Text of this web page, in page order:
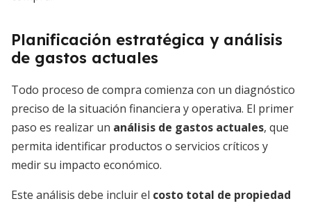
Planificación estratégica y análisis
de gastos actuales
Todo proceso de compra comienza con un diagnóstico
preciso de la situación financiera y operativa. El primer
paso es realizar un análisis de gastos actuales, que
permita identificar productos o servicios críticos y
medir su impacto económico.
Este análisis debe incluir el costo total de propiedad